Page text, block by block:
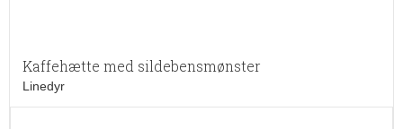
Kaffehætte med sildebensmønster
Linedyr